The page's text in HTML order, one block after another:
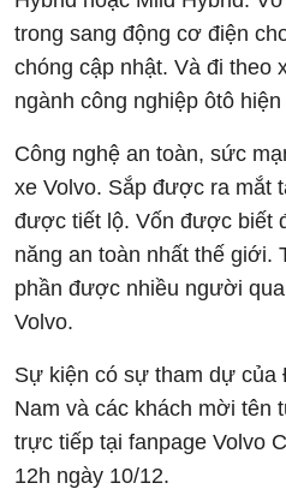
trong sang động cơ điện
chóng cập nhật. Và đi theo
ngành công nghiệp ôtô
Công nghệ an toàn, sức
xe Volvo. Sắp được ra mắt
được tiết lộ. Vốn được biết
năng an toàn nhất thế giới.
phần được nhiều người
Volvo.
Sự kiện có sự tham dự
Nam và các khách mời tên
trực tiếp tại fanpage Volvo
12h ngày 10/12.